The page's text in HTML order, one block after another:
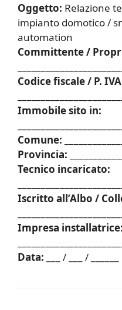
Oggetto: Relazione
impianto domotico /
automation
Committente /
Codice fiscale / P.
Immobile sito in:
Comune:
Provincia:
Tecnico incaricato:
Iscritto all’Albo /
Impresa installatrice:
Data: ___ / ___ / ______